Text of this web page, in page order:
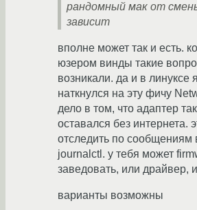
рандомный мак от
зависит
вполне может так и есть.
юзером винды такие
возникали. да и в линуксе
наткнулся на эту фичу
дело в том, что адаптер
оставался без интернета.
отследить по сообщениям
journalctl. у тебя может
заведовать, или драйвер,
варианты возможны